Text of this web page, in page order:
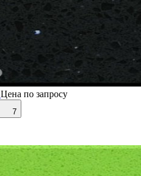
Цена по запросу
7